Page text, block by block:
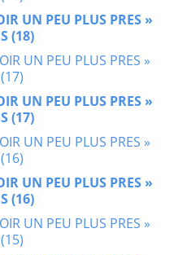
UN PEU PLUS PRES »
(18)
UN PEU PLUS PRES »
(17)
UN PEU PLUS PRES »
(16)